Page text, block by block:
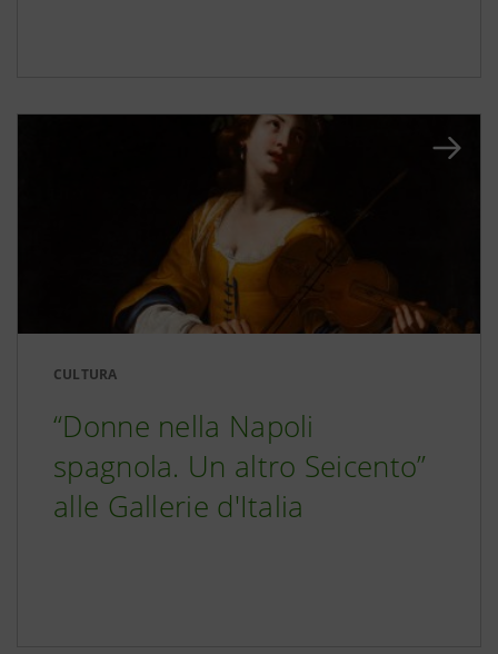
CULTURA
“Donne nella Napoli
spagnola. Un altro Seicento”
alle Gallerie d'Italia